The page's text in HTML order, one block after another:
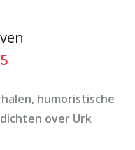
is:
€16.95.humoristische
over Urk